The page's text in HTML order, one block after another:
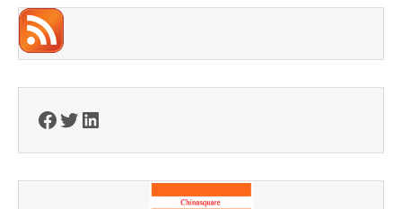
Facebook
Twitter
LinkedIn